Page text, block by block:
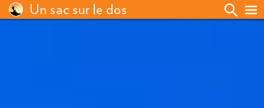
Un sac sur le dos